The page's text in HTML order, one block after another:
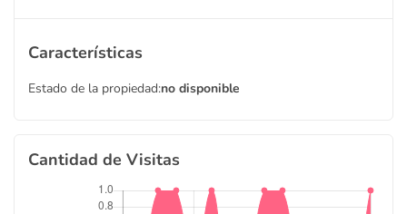
Características
Estado de la propiedad:no disponible
Cantidad de Visitas